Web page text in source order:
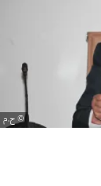
ح.م